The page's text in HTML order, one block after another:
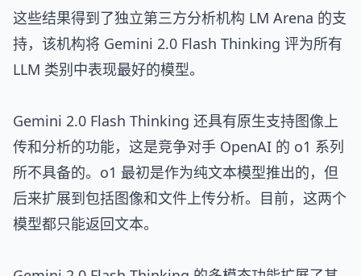
这些结果得到了独立第三方分析机构 LM Arena 的支
持，该机构将 Gemini 2.0 Flash Thinking 评为所有
LLM 类别中表现最好的模型。
Gemini 2.0 Flash Thinking 还具有原生支持图像上
传和分析的功能，这是竞争对手 OpenAI 的 o1 系列
所不具备的。o1 最初是作为纯文本模型推出的，但
后来扩展到包括图像和文件上传分析。目前，这两个
模型都只能返回文本。